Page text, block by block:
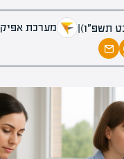
| מערכת אפיק